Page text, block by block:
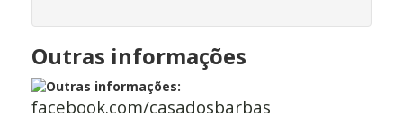
Outras informações
facebook.com/casadosbarbas